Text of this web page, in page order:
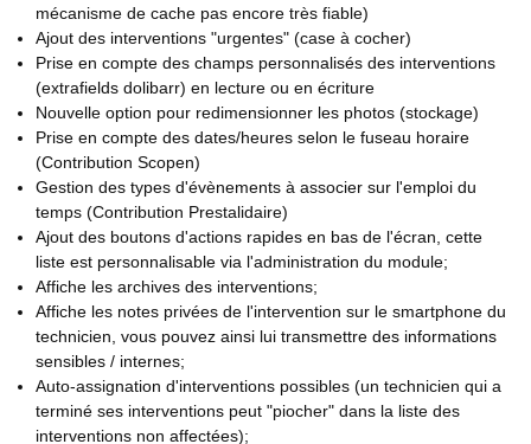
mécanisme de cache pas encore très fiable)
Ajout des interventions "urgentes" (case à cocher)
Prise en compte des champs personnalisés des interventions
(extrafields dolibarr) en lecture ou en écriture
Nouvelle option pour redimensionner les photos (stockage)
Prise en compte des dates/heures selon le fuseau horaire
(Contribution Scopen)
Gestion des types d'évènements à associer sur l'emploi du
temps (Contribution Prestalidaire)
Ajout des boutons d'actions rapides en bas de l'écran, cette
liste est personnalisable via l'administration du module;
Affiche les archives des interventions;
Affiche les notes privées de l'intervention sur le smartphone du
technicien, vous pouvez ainsi lui transmettre des informations
sensibles / internes;
Auto-assignation d'interventions possibles (un technicien qui a
terminé ses interventions peut "piocher" dans la liste des
interventions non affectées);